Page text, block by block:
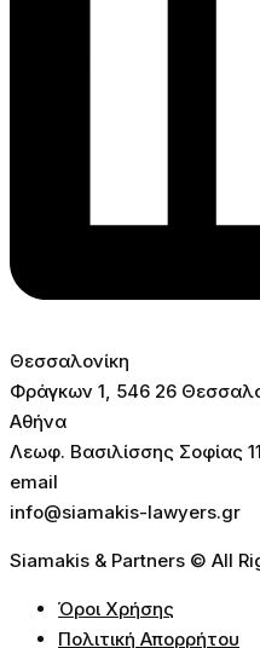
Θεσσαλονίκη
Φράγκων 1, 546 26
Αθήνα
Λεωφ. Βασιλίσσης Σοφίας
email
info@siamakis-lawyers.gr
Siamakis & Partners © All
Όροι Χρήσης
Πολιτική Απορρήτου